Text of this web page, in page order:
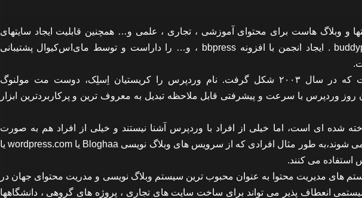
و وبلاگ هاست برای محتوای آموزشی ، تجاری ، علمی و… همچنین قابلیت ایجاد سایتهای
اجتماعی با افزونههای قدرتمند همچون buddypress . ایجاد انجمن با افزونه bbpress ، و… را داراست و توسط مای‌اس‌کیوال پشتیبانی
وردپرس در ادامه راه پروژهٔ موفق b۲ است که در سال ۲۰۰۳ شکل گرفت. نام وردپرس را کریستیان اِسلِک، دوست مت مولنوگ
وردپرس با سرعت و پیشرفتی قابل ملاحظه تبدیل به معروف ‌ترین و پرکاربردترین ابزار
شده ای است، اما خیلی از افراد با وردپرس آشنا نیستند و خیلی از افراد هم به صورت
غیرمستقیم با این سیستم مدیریت محتوا آشنا می شوند،به طور مثال افرادی که از سرویس های وبلاگ نویسی Bloghaa یا wordpress.com یا
استفاده می کنند.
های مدیریت محتوا به عنوان محبوب ترین سیستم وبلاگ نویسی و مدریت محتوای جهان در
سیستمی انعطاف پذیر می تواند برای ساخت سایت های تجاری ، پروژه های گروهی ، دانشگاهها